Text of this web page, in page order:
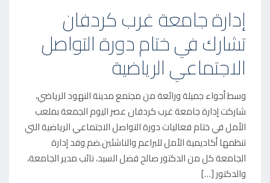
S
E
D
N
إدارة جامعة غرب كردفان
تشارك في ختام دورة التواصل
الاجتماعي الرياضية
وسط أجواء جميلة ورائعة من مجتمع مدينة النهود الرياضي،
شاركت إدارة جامعة غرب كردفان عصر اليوم الجمعة بملعب
الأمل في ختام فعاليات دورة التواصل الاجتماعي الرياضية التي
تنظمها أكاديمية الأمل للبراعم والناشئين.ضم وفد إدارة
الجامعة كل من الدكتور صالح فضل السيد، نائب مدير الجامعة،
والدكتور […]